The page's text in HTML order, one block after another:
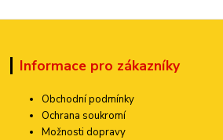
Informace pro zákazníky
Obchodní podmínky
Ochrana soukromí
Možnosti dopravy